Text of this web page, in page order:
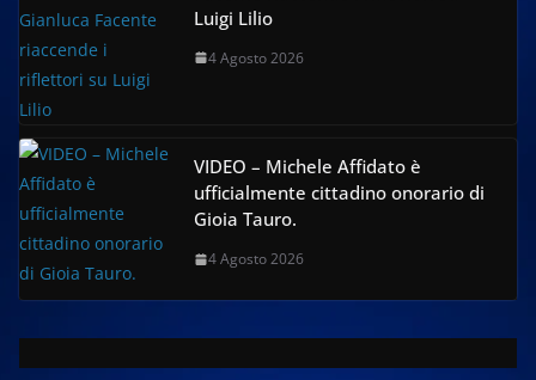
Luigi Lilio
4 Agosto 2026
VIDEO – Michele Affidato è
ufficialmente cittadino onorario di
Gioia Tauro.
4 Agosto 2026